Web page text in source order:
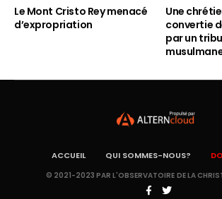
Le Mont Cristo Rey menacé
d’expropriation
Une
convertie
par un
ACCUEIL QUI SOMMES-NOUS?
© 2021-2023 PAR L'OBSERVATOIRE DE LA